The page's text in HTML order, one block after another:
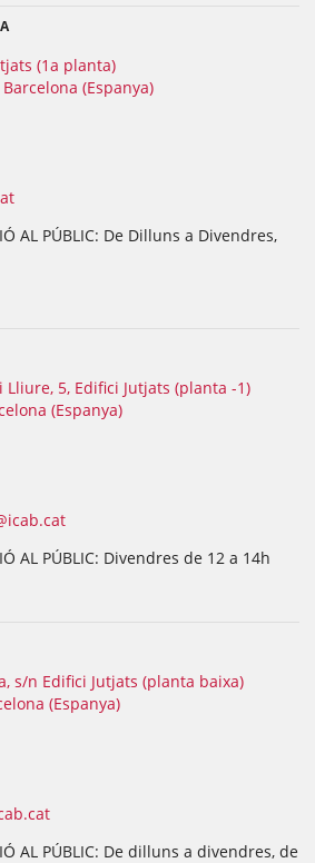
(1a planta)
(Espanya)
AL PÚBLIC: De Dilluns a Divendres,
5, Edifici Jutjats (planta -1)
(Espanya)
AL PÚBLIC: Divendres de 12 a 14h
s/n Edifici Jutjats (planta baixa)
(Espanya)
AL PÚBLIC: De dilluns a divendres, de